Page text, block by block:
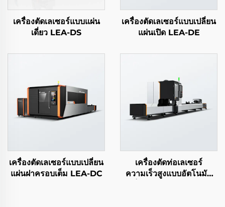
เครื่องตัดเลเซอร์แบบแผ่น
เดี่ยว LEA-DS
เครื่องตัดเลเซอร์แบบเปลี่ยน
แผ่นเปิด LEA-DE
เครื่องตัดเลเซอร์แบบเปลี่ยน
แผ่นฝาครอบเต็ม LEA-DC
เครื่องตัดท่อเลเซอร์
ความเร็วสูงแบบอัตโนมัติ